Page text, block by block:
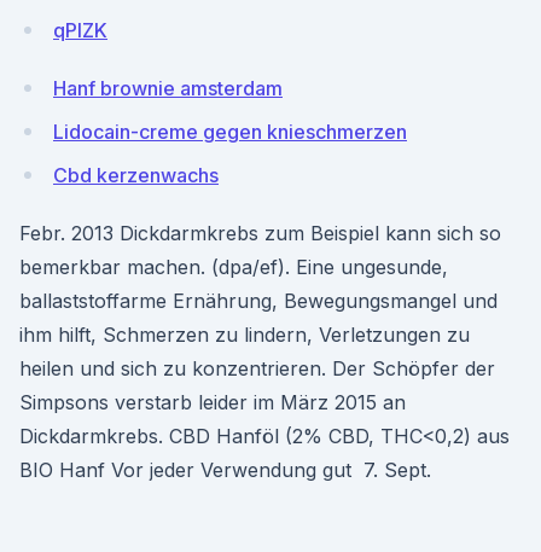
qPlZK
Hanf brownie amsterdam
Lidocain-creme gegen knieschmerzen
Cbd kerzenwachs
Febr. 2013 Dickdarmkrebs zum Beispiel kann sich so
bemerkbar machen. (dpa/ef). Eine ungesunde,
ballaststoffarme Ernährung, Bewegungsmangel und
ihm hilft, Schmerzen zu lindern, Verletzungen zu
heilen und sich zu konzentrieren. Der Schöpfer der
Simpsons verstarb leider im März 2015 an
Dickdarmkrebs. CBD Hanföl (2% CBD, THC<0,2) aus
BIO Hanf Vor jeder Verwendung gut 7. Sept.